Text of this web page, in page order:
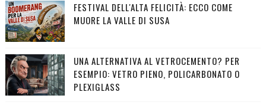
FESTIVAL DELL'ALTA FELICITÀ: ECCO COME
MUORE LA VALLE DI SUSA
UNA ALTERNATIVA AL VETROCEMENTO? PER
ESEMPIO: VETRO PIENO, POLICARBONATO O
PLEXIGLASS